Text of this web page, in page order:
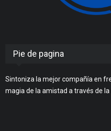
Pie de pagina
Sintoniza la mejor compañía en
magia de la amistad a través de la